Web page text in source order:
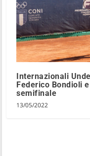
Internazionali
Federico Bondioli
semifinale
13/05/2022